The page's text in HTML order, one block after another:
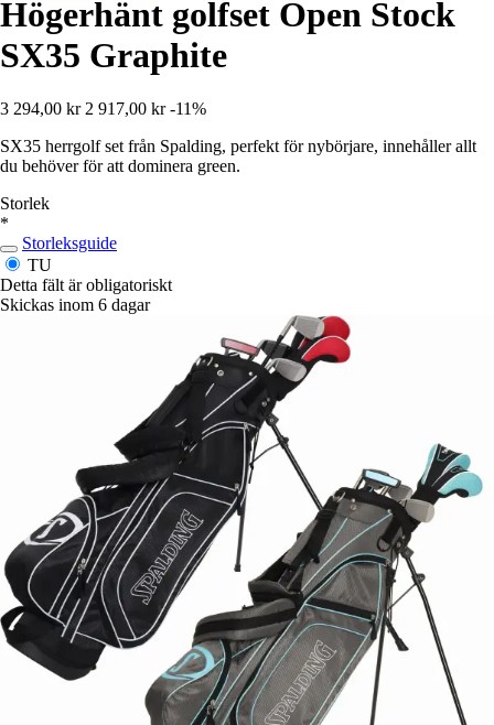
Högerhänt golfset Open Stock
SX35 Graphite
3 294,00 kr 2 917,00 kr -11%
SX35 herrgolf set från Spalding, perfekt för nybörjare, innehåller allt
du behöver för att dominera green.
Storlek
*
Storleksguide
TU
Detta fält är obligatoriskt
Skickas inom 6 dagar